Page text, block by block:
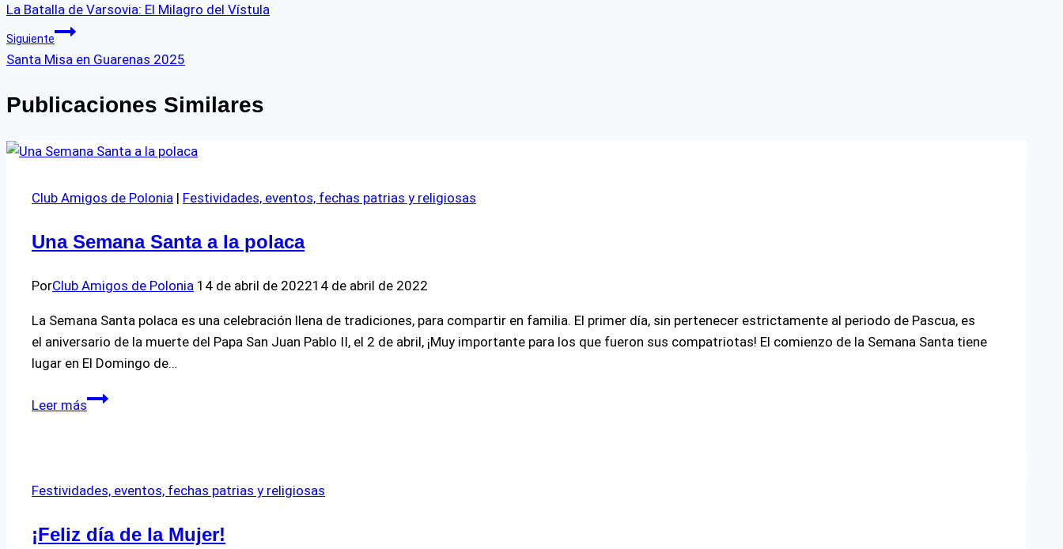
de
entradas
La Batalla de Varsovia: El Milagro del Vístula
Siguiente
Santa Misa en Guarenas 2025
Publicaciones Similares
Club Amigos de Polonia | Festividades, eventos, fechas patrias y religiosas
Una Semana Santa a la polaca
PorClub Amigos de Polonia 14 de abril de 202214 de abril de 2022
La Semana Santa polaca es una celebración llena de tradiciones, para compartir en familia. El primer día, sin pertenecer estrictamente al periodo de Pascua, es
el aniversario de la muerte del Papa San Juan Pablo II, el 2 de abril, ¡Muy importante para los que fueron sus compatriotas! El comienzo de la Semana Santa tiene
lugar en El Domingo de…
Leer másUna
la
Festividades, eventos, fechas patrias y religiosas
¡Feliz día de la Mujer!